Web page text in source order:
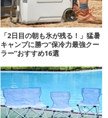
「2日目の朝も氷が残る！」猛暑
キャンプに勝つ“保冷力最強クー
ラー”おすすめ16選